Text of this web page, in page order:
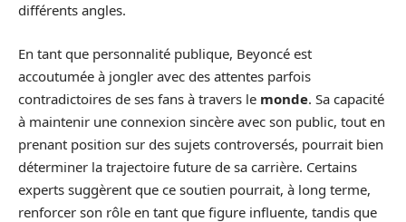
différents angles.
En tant que personnalité publique, Beyoncé est
accoutumée à jongler avec des attentes parfois
contradictoires de ses fans à travers le monde. Sa capacité
à maintenir une connexion sincère avec son public, tout en
prenant position sur des sujets controversés, pourrait bien
déterminer la trajectoire future de sa carrière. Certains
experts suggèrent que ce soutien pourrait, à long terme,
renforcer son rôle en tant que figure influente, tandis que